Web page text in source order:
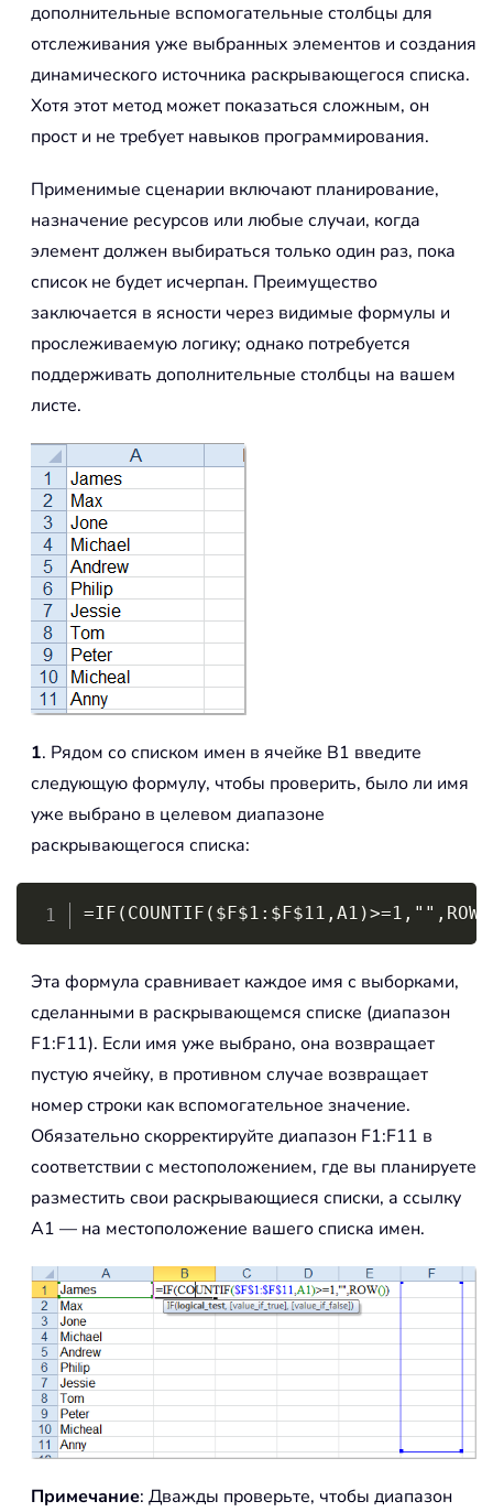
дополнительные вспомогательные столбцы для
отслеживания уже выбранных элементов и создания
динамического источника раскрывающегося списка.
Хотя этот метод может показаться сложным, он
прост и не требует навыков программирования.
Применимые сценарии включают планирование,
назначение ресурсов или любые случаи, когда
элемент должен выбираться только один раз, пока
список не будет исчерпан. Преимущество
заключается в ясности через видимые формулы и
прослеживаемую логику; однако потребуется
поддерживать дополнительные столбцы на вашем
листе.
1. Рядом со списком имен в ячейке B1 введите
следующую формулу, чтобы проверить, было ли имя
уже выбрано в целевом диапазоне
раскрывающегося списка:
Copy
Эта формула сравнивает каждое имя с выборками,
сделанными в раскрывающемся списке (диапазон
F1:F11). Если имя уже выбрано, она возвращает
пустую ячейку, в противном случае возвращает
номер строки как вспомогательное значение.
Обязательно скорректируйте диапазон F1:F11 в
соответствии с местоположением, где вы планируете
разместить свои раскрывающиеся списки, а ссылку
A1 — на местоположение вашего списка имен.
Примечание: Дважды проверьте, чтобы диапазон